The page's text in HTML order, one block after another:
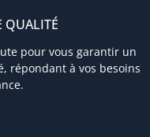
QUALITÉ
pour vous garantir un
répondant à vos besoins